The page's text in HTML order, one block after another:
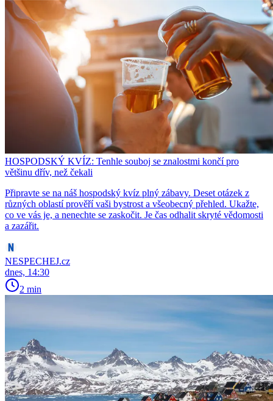
HOSPODSKÝ KVÍZ: Tenhle souboj se znalostmi končí pro
většinu dřív, než čekali
Připravte se na náš hospodský kvíz plný zábavy. Deset otázek z
různých oblastí prověří vaši bystrost a všeobecný přehled. Ukažte,
co ve vás je, a nenechte se zaskočit. Je čas odhalit skryté vědomosti
a zazářit.
NESPECHEJ.cz
dnes, 14:30
2 min